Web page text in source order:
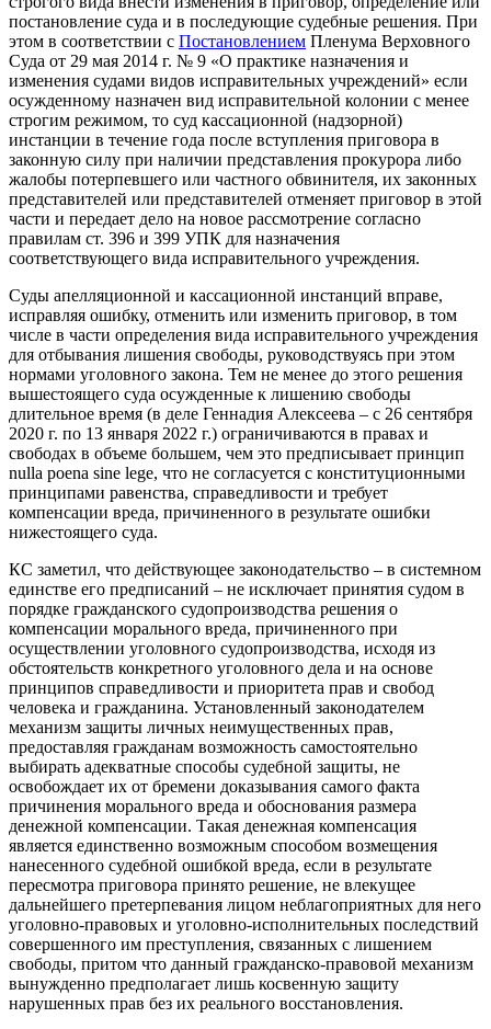
постановление суда и в последующие судебные решения. При
этом в соответствии с Постановлением Пленума Верховного
Суда от 29 мая 2014 г. № 9 «О практике назначения и
изменения судами видов исправительных учреждений» если
осужденному назначен вид исправительной колонии с менее
строгим режимом, то суд кассационной (надзорной)
инстанции в течение года после вступления приговора в
законную силу при наличии представления прокурора либо
жалобы потерпевшего или частного обвинителя, их законных
представителей или представителей отменяет приговор в этой
части и передает дело на новое рассмотрение согласно
правилам ст. 396 и 399 УПК для назначения
соответствующего вида исправительного учреждения.
Суды апелляционной и кассационной инстанций вправе,
исправляя ошибку, отменить или изменить приговор, в том
числе в части определения вида исправительного учреждения
для отбывания лишения свободы, руководствуясь при этом
нормами уголовного закона. Тем не менее до этого решения
вышестоящего суда осужденные к лишению свободы
длительное время (в деле Геннадия Алексеева – с 26 сентября
2020 г. по 13 января 2022 г.) ограничиваются в правах и
свободах в объеме большем, чем это предписывает принцип
nulla poena sine lege, что не согласуется с конституционными
принципами равенства, справедливости и требует
компенсации вреда, причиненного в результате ошибки
нижестоящего суда.
КС заметил, что действующее законодательство – в системном
единстве его предписаний – не исключает принятия судом в
порядке гражданского судопроизводства решения о
компенсации морального вреда, причиненного при
осуществлении уголовного судопроизводства, исходя из
обстоятельств конкретного уголовного дела и на основе
принципов справедливости и приоритета прав и свобод
человека и гражданина. Установленный законодателем
механизм защиты личных неимущественных прав,
предоставляя гражданам возможность самостоятельно
выбирать адекватные способы судебной защиты, не
освобождает их от бремени доказывания самого факта
причинения морального вреда и обоснования размера
денежной компенсации. Такая денежная компенсация
является единственно возможным способом возмещения
нанесенного судебной ошибкой вреда, если в результате
пересмотра приговора принято решение, не влекущее
дальнейшего претерпевания лицом неблагоприятных для него
уголовно-правовых и уголовно-исполнительных последствий
совершенного им преступления, связанных с лишением
свободы, притом что данный гражданско-правовой механизм
вынужденно предполагает лишь косвенную защиту
нарушенных прав без их реального восстановления.